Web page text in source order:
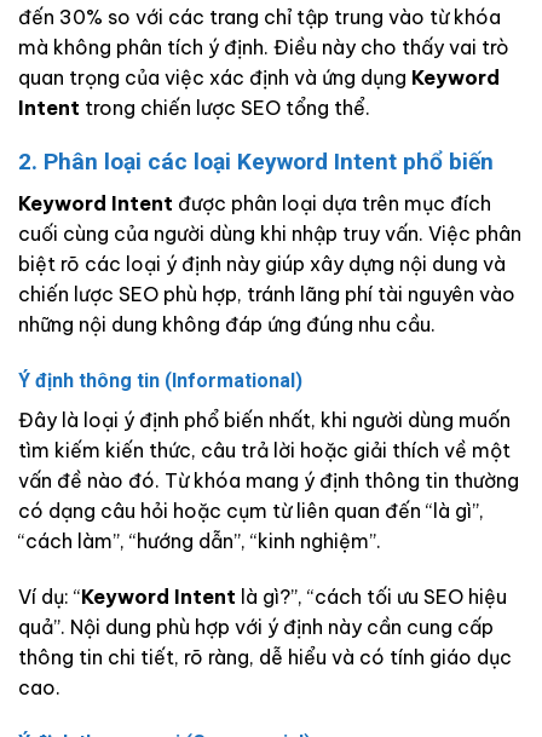
đến 30% so với các trang chỉ tập trung vào từ khóa
mà không phân tích ý định. Điều này cho thấy vai trò
quan trọng của việc xác định và ứng dụng Keyword
Intent trong chiến lược SEO tổng thể.
2. Phân loại các loại Keyword Intent phổ biến
Keyword Intent được phân loại dựa trên mục đích
cuối cùng của người dùng khi nhập truy vấn. Việc phân
biệt rõ các loại ý định này giúp xây dựng nội dung và
chiến lược SEO phù hợp, tránh lãng phí tài nguyên vào
những nội dung không đáp ứng đúng nhu cầu.
Ý định thông tin (Informational)
Đây là loại ý định phổ biến nhất, khi người dùng muốn
tìm kiếm kiến thức, câu trả lời hoặc giải thích về một
vấn đề nào đó. Từ khóa mang ý định thông tin thường
có dạng câu hỏi hoặc cụm từ liên quan đến “là gì”,
“cách làm”, “hướng dẫn”, “kinh nghiệm”.
Ví dụ: “Keyword Intent là gì?”, “cách tối ưu SEO hiệu
quả”. Nội dung phù hợp với ý định này cần cung cấp
thông tin chi tiết, rõ ràng, dễ hiểu và có tính giáo dục
cao.